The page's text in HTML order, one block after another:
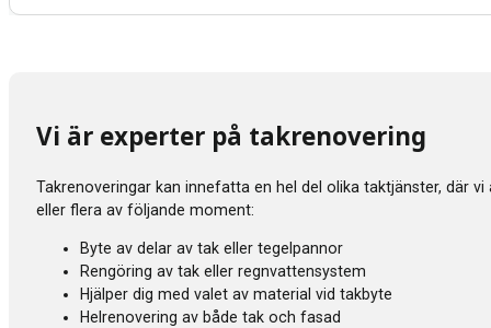
Vi är experter på takrenovering
Takrenoveringar kan innefatta en hel del olika taktjänster, där
eller flera av följande moment:
Byte av delar av tak eller tegelpannor
Rengöring av tak eller regnvattensystem
Hjälper dig med valet av material vid takbyte
Helrenovering av både tak och fasad